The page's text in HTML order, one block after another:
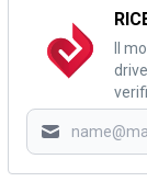
Il